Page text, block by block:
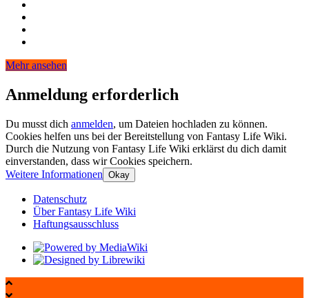
Mehr ansehen
Anmeldung erforderlich
Du musst dich anmelden, um Dateien hochladen zu können.
Cookies helfen uns bei der Bereitstellung von Fantasy Life Wiki.
Durch die Nutzung von Fantasy Life Wiki erklärst du dich damit
einverstanden, dass wir Cookies speichern.
Weitere Informationen Okay
Datenschutz
Über Fantasy Life Wiki
Haftungsausschluss